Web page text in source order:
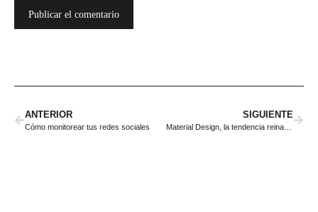
ANTERIOR
Cómo monitorear tus redes sociales
SIGUIENTE